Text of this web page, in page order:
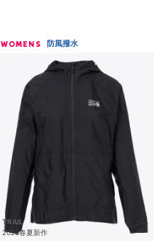
WOMENS 防風撥水
TRAIL
2026春夏新作